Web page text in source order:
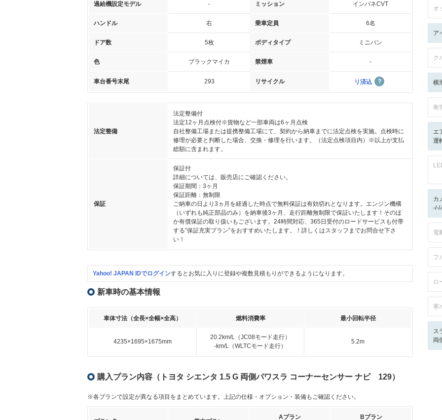
過給機設定モデル - ミッション インパネCVT
ハンドル 右 乗車定員 6名
ドア数 5枚 ボディタイプ ミニバン
色 ブラックマイカ 禁煙車 -
車台番号末尾 293 リサイクル リ済込
法定整備
法定整備付
法定12ヶ月点検付※貨物など一部車両は6ヶ月点検
自社整備工場または提携整備工場にて、契約から納車までに法定点検を実施。点検時に
修理が必要と判断した場合、交換・修理を行います。（法定点検項目内）※以上が支払
総額に含まれます。
保証
保証付
詳細については、販売店にご確認ください。
保証期間：3ヶ月
保証距離：無制限
ご納車の日より3ヵ月を経過した時点で無料保証は有効切れとなります。エンジン機構
（いずれも純正部品のみ）を納車後3ヶ月、走行距離無制限で保証いたします！そのほ
か有償保証の取り扱いもございます。24時間対応、365日受付のロードサービスも付帯
する”保証充実プラン”をおすすめいたします。！詳しくはスタッフまでお問合せ下さ
い！
Yahoo! JAPAN IDでログインするとお気に入りに登録や複数見積もりができるようになります。
新車時の基本情報
車体寸法（全長×全幅×全高） 燃料消費率 最小回転半径
4235×1695×1675mm
20.2km/L（JC08モード走行）
-km/L（WLTCモード走行）
5.2m
購入プラン内容（トヨタ シエンタ 1.5 G 両側パワスラ コーナーセンサー ナビ 129）
※各プランで設定が異なる項目をまとめています。上記の仕様・オプション・装備もご確認ください。
Aプラン
Bプラン
オ
ア
ク
横
衝
エ
運
カ
-/-/
電
フ
ロ
寒
ス
両